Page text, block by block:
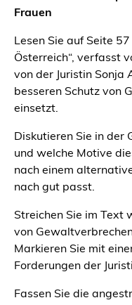
Frauen
Lesen Sie auf Seite
Österreich“, verfasst
von der Juristin Sonja
besseren Schutz von
einsetzt.
Diskutieren Sie in der
und welche Motive
nach einem
nach gut passt.
Streichen Sie im Text
von
Markieren Sie mit
Forderungen der
Fassen Sie die